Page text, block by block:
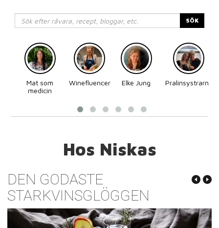
SÖK
Mat som
medicin
Winefluencer Elke Jung
Pralinsystrarna
Hos Niskas
DEN GODASTE
STARKVINSGLÖGGEN